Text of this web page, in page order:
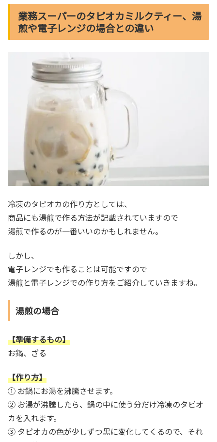
業務スーパーのタピオカミルクティー、湯
煎や電子レンジの場合との違い
冷凍のタピオカの作り方としては、
商品にも湯煎で作る方法が記載されていますので
湯煎で作るのが一番いいのかもしれません。
しかし、
電子レンジでも作ることは可能ですので
湯煎と電子レンジでの作り方をご紹介していきますね。
湯煎の場合
【準備するもの】
お鍋、ざる
【作り方】
① お鍋にお湯を沸騰させます。
② お湯が沸騰したら、鍋の中に使う分だけ冷凍のタピオ
カを入れます。
③ タピオカの色が少しずつ黒に変化してくるので、それ